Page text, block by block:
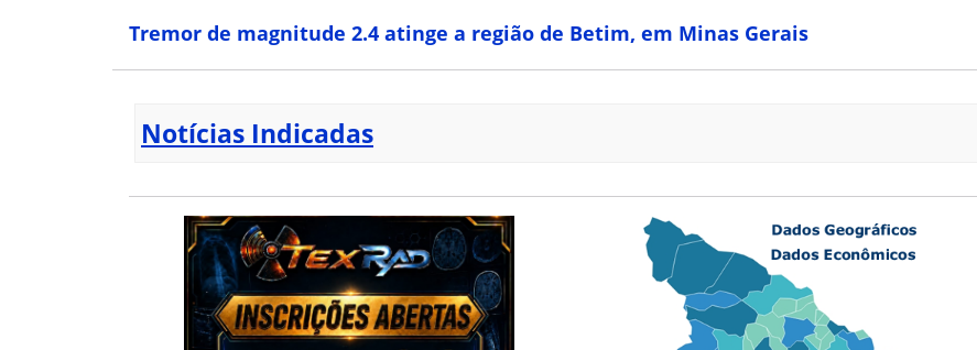
Tremor de magnitude 2.4 atinge a região de Betim, em Minas Gerais
Notícias Indicadas